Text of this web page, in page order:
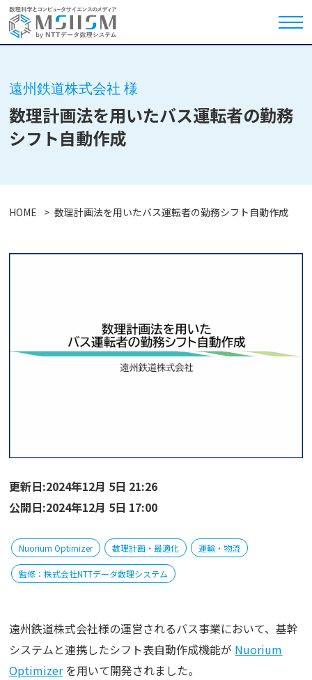
遠州鉄道株式会社 様
数理計画法を用いたバス運転者の勤務
シフト自動作成
HOME 数理計画法を用いたバス運転者の勤務シフト自動作成
更新日:2024年12月 5日 21:26
公開日:2024年12月 5日 17:00
Nuorium Optimizer 数理計画・最適化 運輸・物流
監修：株式会社NTTデータ数理システム
遠州鉄道株式会社様の運営されるバス事業において、基幹
システムと連携したシフト表自動作成機能が Nuorium
Optimizerを用いて開発されました。